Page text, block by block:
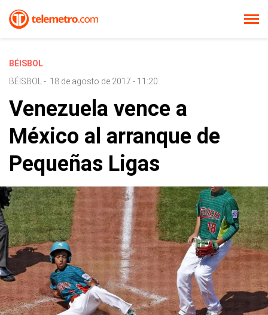
BÉISBOL
BÉISBOL
- 18 de agosto de 2017 - 11:20
Venezuela vence a
México al arranque de
Pequeñas Ligas